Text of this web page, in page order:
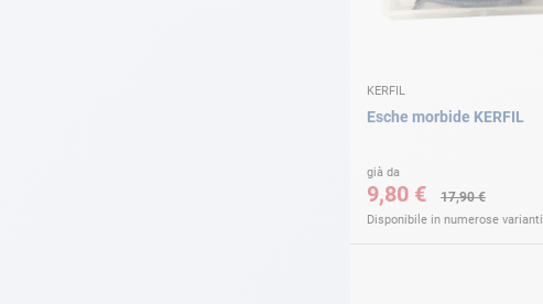
KERFIL
Esche morbide KERFIL
già da
9,80 € 17,90 €
Disponibile in numerose varianti